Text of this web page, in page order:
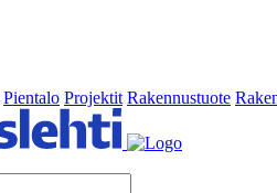
Pientalo Projektit Rakennustuote